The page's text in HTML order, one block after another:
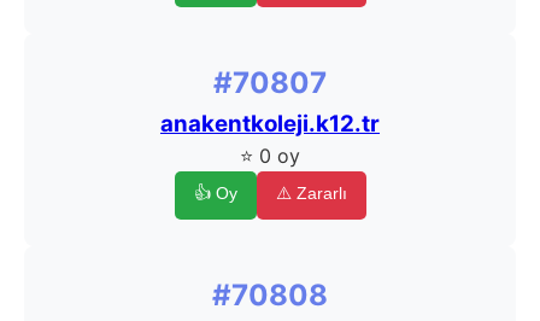
#70807
anakentkoleji.k12.tr
⭐ 0 oy
👍 Oy ⚠️ Zararlı
#70808